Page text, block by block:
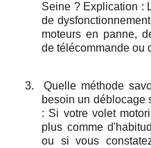
Seine ? Explication :
de
moteurs en panne,
de télécommande ou
3.
Quelle méthode
besoin un déblocage
: Si votre volet
plus comme
ou si vous